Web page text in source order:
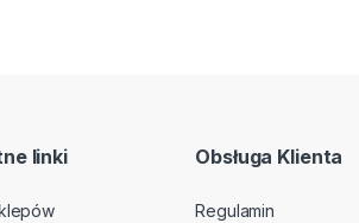
linki Obsługa Klienta
Regulamin